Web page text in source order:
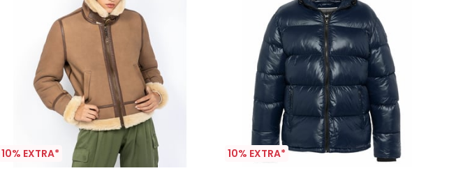
10% EXTRA* 10% EXTRA*